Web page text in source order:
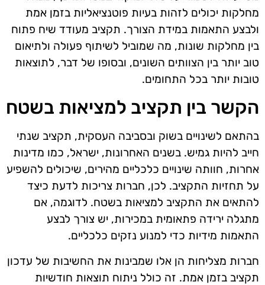
מחלקות יכולים לזהות בעיות פוטנציאליות בזמן אמת
ולבצע התאמות במידת הצורך. תקציב מעודד שיח פתוח
בין מחלקות שונות, מה שמוביל לשיתוף פעולה ולתיאום
טוב יותר בין הצוותים השונים, ובסופו של דבר, לתוצאות
טובות יותר בכל התחומים.
הקשר בין תקציב למציאות בשטח
בהתאם לשינויים בשוק ובסביבה העסקית, תקציב שנתי
חייב להיות גמיש. בשנים האחרונות, ישראל, כמו מדינות
אחרות, חוותה שינויים כלכליים מהירים, שיכולים להשפיע
על תחזיות התקציב. לכן, חברות צריכות לדעת כיצד
להתאים את התקציב למציאות בשטח. לדוגמה, אם
מתגלה ירידה פתאומית במכירות, יש צורך לבצע
התאמות מידיות כדי למנוע נזקים כלכליים.
חברות מצליחות הן אלו שמבינות את החשיבות של עדכון
תקציב בזמן אמת. זה כולל ניתוח תוצאות חודשיות